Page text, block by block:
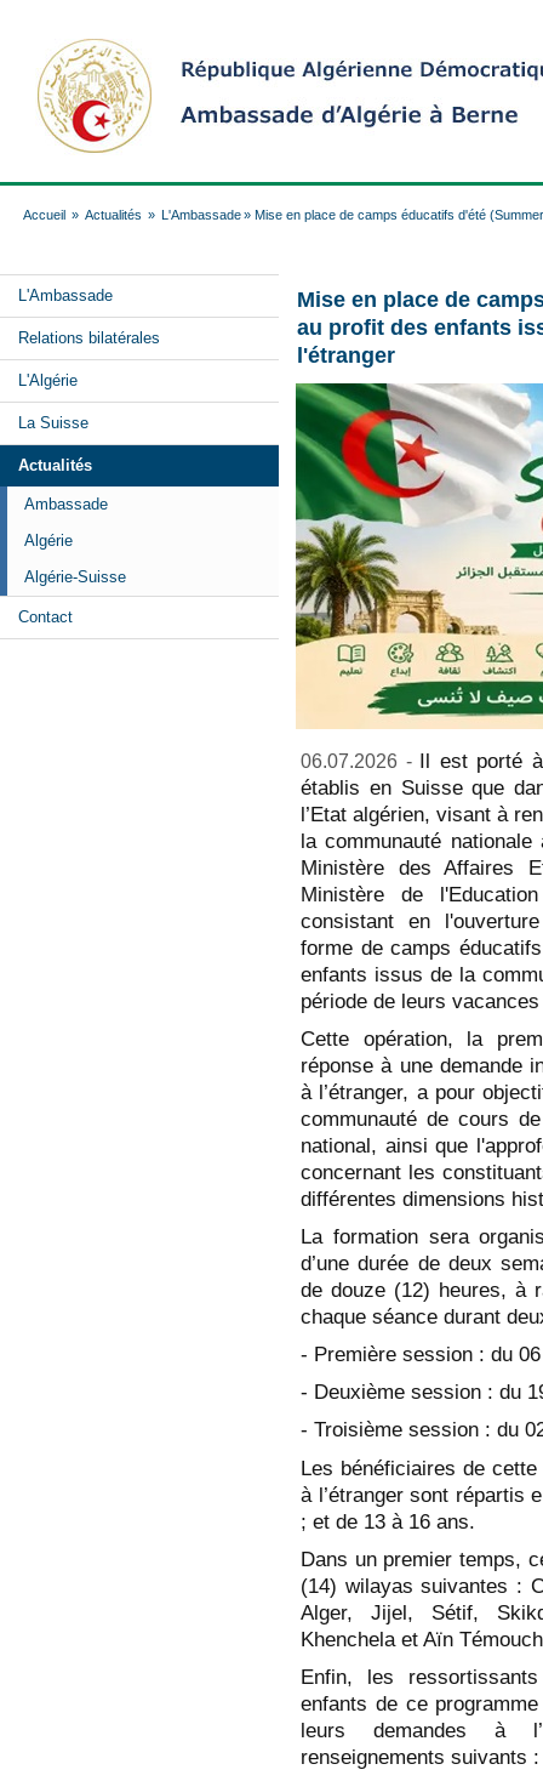
Accueil » Actualités » L'Ambassade» Mise en place de camps éducatifs d'été
L'Ambassade
Relations bilatérales
L'Algérie
La Suisse
Actualités
Ambassade
Algérie
Algérie-Suisse
Contact
Mise en place de
au profit des enfants
l'étranger
06.07.2026 - Il est porté
établis en Suisse que
l’Etat algérien, visant à
la communauté nationale
Ministère des Affaires
Ministère de
consistant en
forme de camps
enfants issus de la
période de leurs
Cette opération, la
réponse à une demande
à l’étranger, a pour
communauté de cours
national, ainsi que
concernant les
différentes dimensions
La formation sera
d’une durée de deux
de douze (12) heures, à
chaque séance durant
- Première session : du
- Deuxième session : du
- Troisième session : du
Les bénéficiaires de
à l’étranger sont répartis
; et de 13 à 16 ans.
Dans un premier temps,
(14) wilayas suivantes :
Alger, Jijel, Sétif,
Khenchela et Aїn
Enfin, les
enfants de ce
leurs demandes à
renseignements suivants :